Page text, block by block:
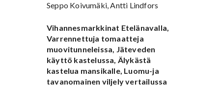
Seppo Koivumäki, Antti Lindfors
Vihannesmarkkinat Etelänavalla,
Varrennettuja tomaatteja
muovitunneleissa, Jäteveden
käyttö kastelussa, Älykästä
kastelua mansikalle, Luomu-ja
tavanomainen viljely vertailussa